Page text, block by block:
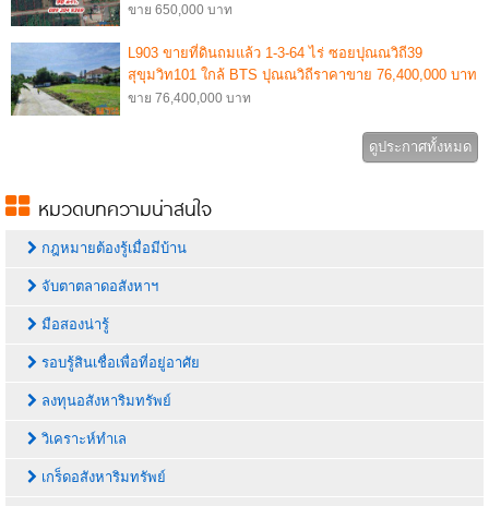
ขาย 650,000 บาท
L903 ขายที่ดินถมแล้ว 1-3-64 ไร่ ซอยปุณณวิถี39
สุขุมวิท101 ใกล้ BTS ปุณณวิถีราคาขาย 76,400,000 บาท
ขาย 76,400,000 บาท
ดูประกาศทั้งหมด
หมวดบทความน่าสนใจ
กฎหมายต้องรู้เมื่อมีบ้าน
จับตาตลาดอสังหาฯ
มือสองน่ารู้
รอบรู้สินเชื่อเพื่อที่อยู่อาศัย
ลงทุนอสังหาริมทรัพย์
วิเคราะห์ทำเล
เกร็ดอสังหาริมทรัพย์